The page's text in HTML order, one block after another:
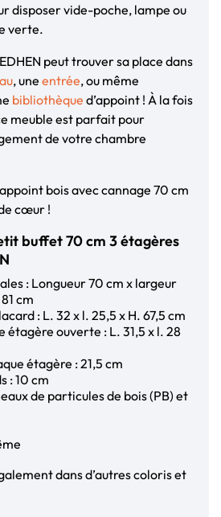
disposer vide-poche, lampe ou
verte.
peut trouver sa place dans
, une entrée, ou même
bibliothèque d’appoint ! À la fois
meuble est parfait pour
de votre chambre
bois avec cannage 70 cm
cœur !
buffet 70 cm 3 étagères
: Longueur 70 cm x largeur
cm
: L. 32 x l. 25,5 x H. 67,5 cm
étagère ouverte : L. 31,5 x l. 28
étagère : 21,5 cm
: 10 cm
de particules de bois (PB) et
dans d’autres coloris et